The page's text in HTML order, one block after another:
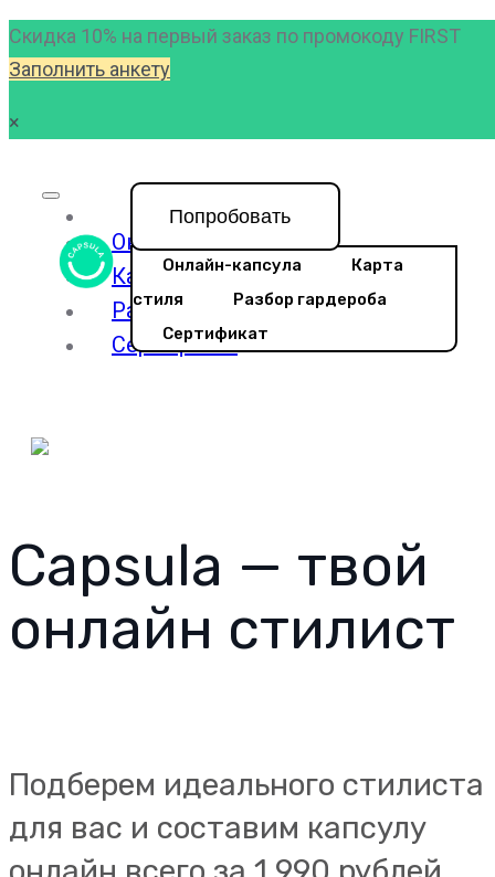
Скидка 10% на первый заказ по промокоду FIRST
Заполнить анкету
×
Онлайн-капсула
Карта стиля
Разбор гардероба
Сертификат
Попробовать
Онлайн-капсула
Карта
стиля
Разбор гардероба
Сертификат
Capsula — твой
онлайн стилист
Подберем идеального стилиста
для вас и составим капсулу